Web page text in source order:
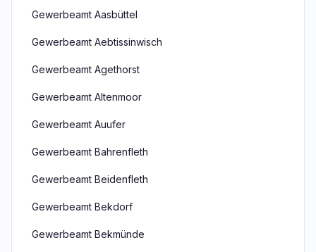
Gewerbeamt Aasbüttel
Gewerbeamt Aebtissinwisch
Gewerbeamt Agethorst
Gewerbeamt Altenmoor
Gewerbeamt Auufer
Gewerbeamt Bahrenfleth
Gewerbeamt Beidenfleth
Gewerbeamt Bekdorf
Gewerbeamt Bekmünde